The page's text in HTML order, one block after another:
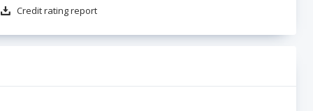
Credit rating report